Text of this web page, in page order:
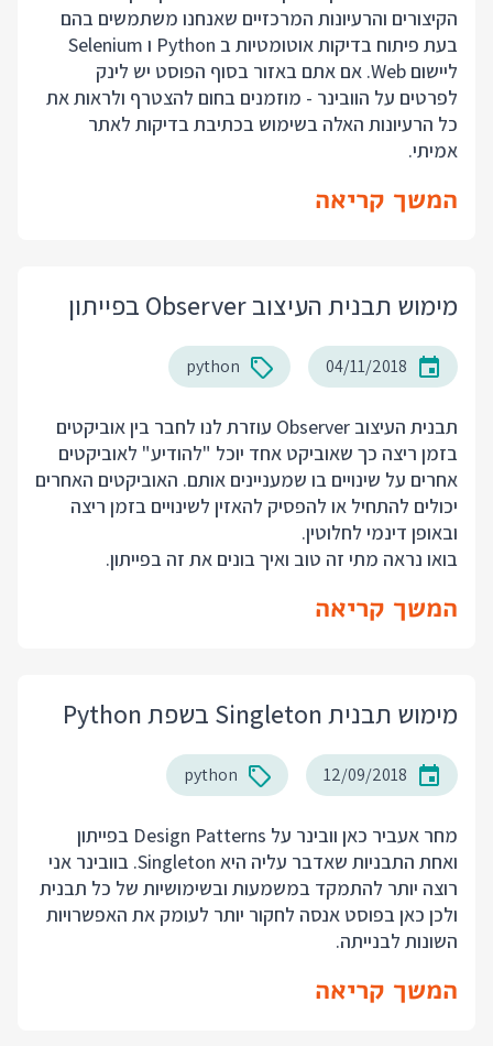
הקיצורים והרעיונות המרכזיים שאנחנו משתמשים בהם
בעת פיתוח בדיקות אוטומטיות ב Python ו Selenium
ליישום Web. אם אתם באזור בסוף הפוסט יש לינק
לפרטים על הוובינר - מוזמנים בחום להצטרף ולראות את
כל הרעיונות האלה בשימוש בכתיבת בדיקות לאתר
אמיתי.
המשך קריאה
מימוש תבנית העיצוב Observer בפייתון
04/11/2018
python
תבנית העיצוב Observer עוזרת לנו לחבר בין אוביקטים
בזמן ריצה כך שאוביקט אחד יוכל "להודיע" לאוביקטים
אחרים על שינויים בו שמעניינים אותם. האוביקטים האחרים
יכולים להתחיל או להפסיק להאזין לשינויים בזמן ריצה
ובאופן דינמי לחלוטין.
בואו נראה מתי זה טוב ואיך בונים את זה בפייתון.
המשך קריאה
מימוש תבנית Singleton בשפת Python
12/09/2018
python
מחר אעביר כאן וובינר על Design Patterns בפייתון
ואחת התבניות שאדבר עליה היא Singleton. בוובינר אני
רוצה יותר להתמקד במשמעות ובשימושיות של כל תבנית
ולכן כאן בפוסט אנסה לחקור יותר לעומק את האפשרויות
השונות לבנייתה.
המשך קריאה